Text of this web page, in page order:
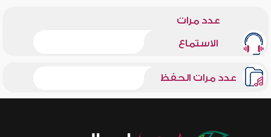
عدد مرات
الاستماع
عدد مرات الحفظ